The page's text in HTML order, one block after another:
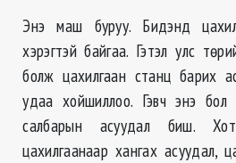
Энэ маш буруу. Бидэнд
хэрэгтэй байгаа. Гэтэл улс
болж цахилгаан станц барих
удаа хойшиллоо. Гэвч энэ бол
салбарын асуудал биш.
цахилгаанаар хангах асуудал,